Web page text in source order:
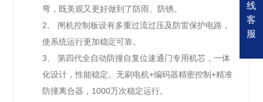
弯，既美观又更好做到了防雨、防锈。
2、
闸机控制板设有多重过流过压及防雷保护电路，
使系统运行更加稳定可靠。
3、
第四代全自动防撞自复位速通门专用机芯，一体
化设计，性能稳定。无刷电机+编码器精密控制+精准
防撞离合器， 1000万次稳定运行。
线
客
服